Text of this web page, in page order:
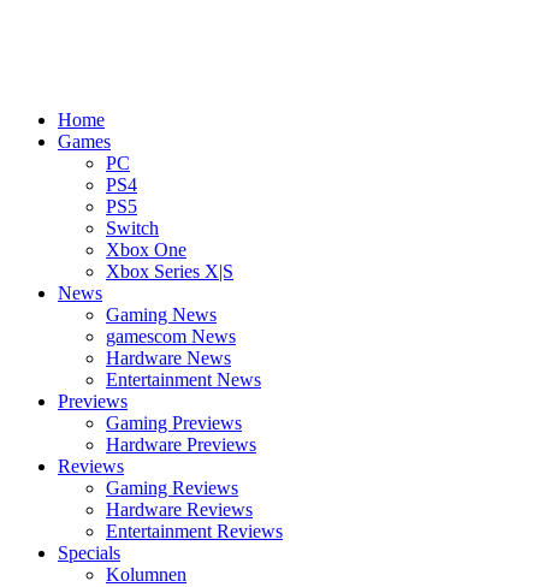
Home
Games
PC
PS4
PS5
Switch
Xbox One
Xbox Series X|S
News
Gaming News
gamescom News
Hardware News
Entertainment News
Previews
Gaming Previews
Hardware Previews
Reviews
Gaming Reviews
Hardware Reviews
Entertainment Reviews
Specials
Kolumnen